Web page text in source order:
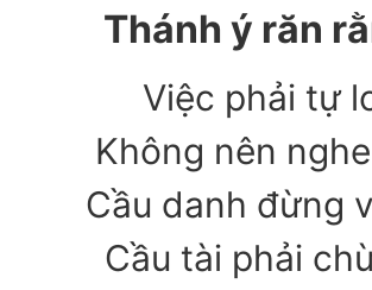
Thánh ý răn
Việc phải tự
Không nên
Cầu danh đừng
Cầu tài phải